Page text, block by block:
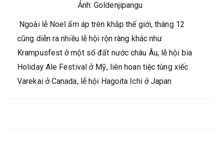
Ảnh: Goldenjipangu
Ngoài lễ Noel ấm áp trên khắp thế giới, tháng 12
cũng diễn ra nhiều lễ hội rộn ràng khác như
Krampusfest ở một số đất nước châu Âu, lễ hội bia
Holiday Ale Festival ở Mỹ, liên hoan tiệc tùng xiếc
Varekai ở Canada, lễ hội Hagoita Ichi ở Japan